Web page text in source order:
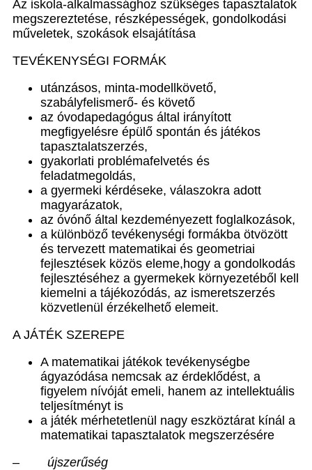
Az iskola-alkalmassághoz szükséges tapasztalatok
megszereztetése, részképességek, gondolkodási
műveletek, szokások elsajátítása
TEVÉKENYSÉGI FORMÁK
utánzásos, minta-modellkövető,
szabályfelismerő- és követő
az óvodapedagógus által irányított
megfigyelésre épülő spontán és játékos
tapasztalatszerzés,
gyakorlati problémafelvetés és
feladatmegoldás,
a gyermeki kérdéseke, válaszokra adott
magyarázatok,
az óvónő által kezdeményezett foglalkozások,
a különböző tevékenységi formákba ötvözött
és tervezett matematikai és geometriai
fejlesztések közös eleme,hogy a gondolkodás
fejlesztéséhez a gyermekek környezetéből kell
kiemelni a tájékozódás, az ismeretszerzés
közvetlenül érzékelhető elemeit.
A JÁTÉK SZEREPE
A matematikai játékok tevékenységbe
ágyazódása nemcsak az érdeklődést, a
figyelem nívóját emeli, hanem az intellektuális
teljesítményt is
a játék mérhetetlenül nagy eszköztárat kínál a
matematikai tapasztalatok megszerzésére
– újszerűség